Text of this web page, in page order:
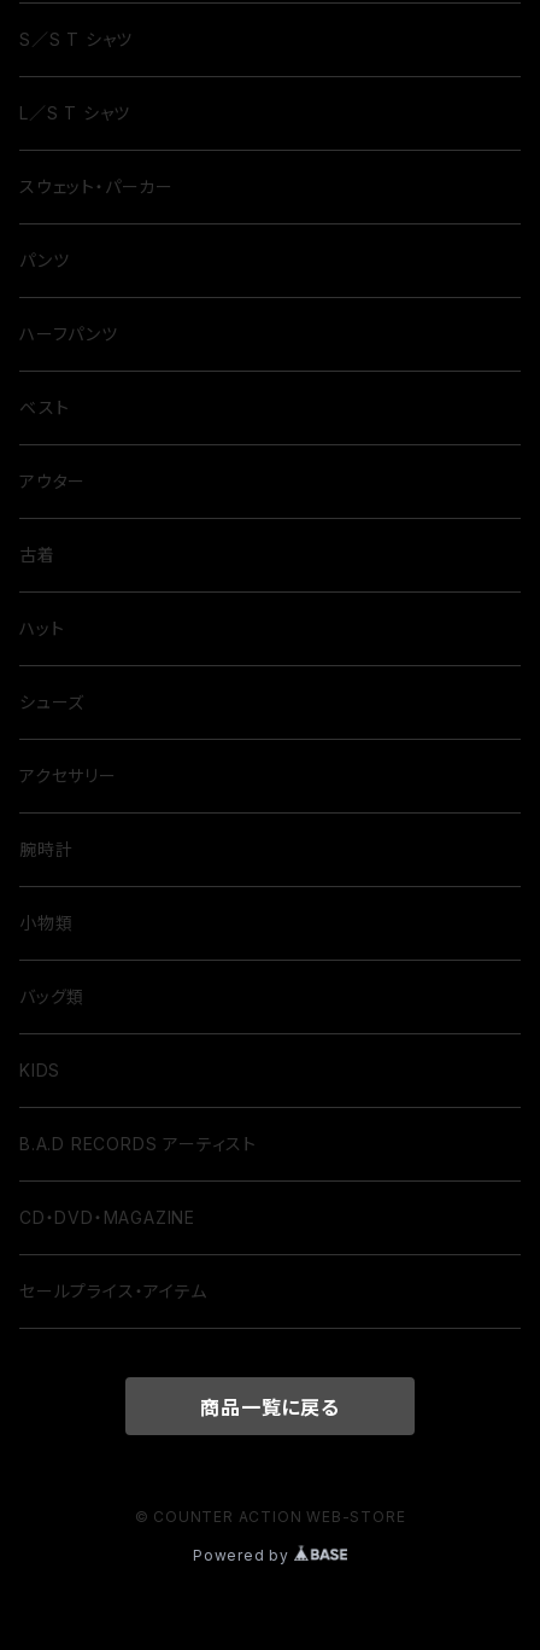
S／S T シャツ
L／S T シャツ
スウェット・パーカー
パンツ
ハーフパンツ
ベスト
アウター
古着
ハット
シューズ
アクセサリー
腕時計
小物類
バッグ類
KIDS
B.A.D RECORDS アーティスト
CD・DVD・MAGAZINE
セールプライス・アイテム
商品一覧に戻る
© COUNTER ACTION WEB-STORE
Powered by